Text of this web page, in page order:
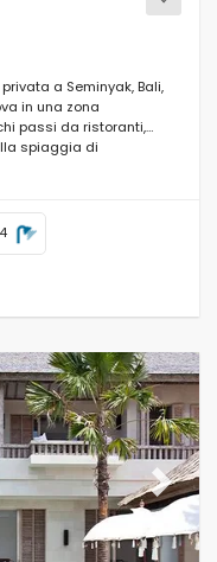
a Seminyak, Bali,
in una zona
passi da ristoranti,
spiaggia di
Next